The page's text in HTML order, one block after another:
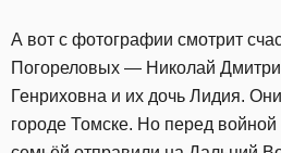
А вот с фотографии смотрит
Погореловых — Николай
Генриховна и их дочь Лидия.
городе Томске. Но перед